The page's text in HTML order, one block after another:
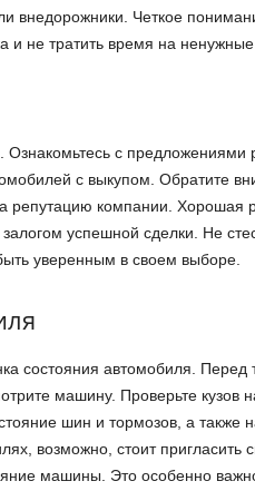
внедорожники. Четкое
и не тратить время на
с предложениями
с выкупом. Обратите
репутацию компании. Хорошая
успешной сделки. Не
уверенным в своем выборе.
состояния автомобиля. Перед
машину. Проверьте кузов
шин и тормозов, а также
возможно, стоит пригласить
машины. Это особенно